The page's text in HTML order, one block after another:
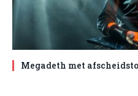
Megadeth met